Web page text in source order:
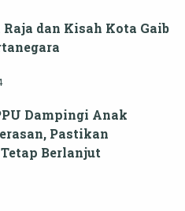
Raja dan Kisah Kota Gaib
Dampingi Anak
Pastikan
Berlanjut